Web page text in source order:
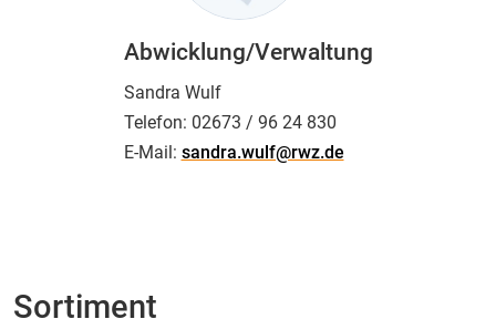
Abwicklung/Verwaltung
Sandra Wulf
Telefon: 02673 / 96 24 830
E-Mail: sandra.wulf@rwz.de
Sortiment